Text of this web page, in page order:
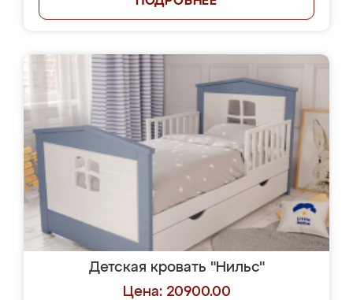
Детская кровать "Нильс"
Цена: 20900.00